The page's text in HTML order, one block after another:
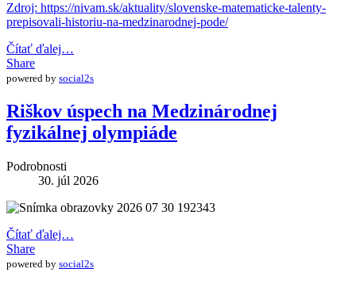
Zdroj: https://nivam.sk/aktuality/slovenske-matematicke-talenty-
prepisovali-historiu-na-medzinarodnej-pode/
Čítať ďalej…
Share
powered by social2s
Riškov úspech na Medzinárodnej
fyzikálnej olympiáde
Podrobnosti
30. júl 2026
Čítať ďalej…
Share
powered by social2s